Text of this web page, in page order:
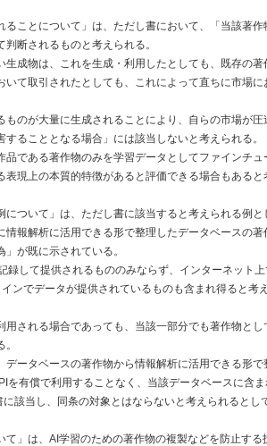
ことについて」は、ただし書において、「当該著作
断されるものと考えられる。
成物は、これを生成・利用したとしても、既存の著
て取引されたとしても、これによって直ちに市場に
のが大量に生成されることにより、自らの市場が圧
ることとなる場合」には該当しないと考えられる。
である著作物のみを学習データとしてファインチュ
現上の本質的特徴があると評価できる場合もあると
ついて」は、ただし書に該当すると考えられる例と
報解析に活用できる形で整理したデータベースの著
が既に示されている。
して提供されるもののみならず、インターネット
ンでデータが提供されているものも含まれ得ると考
される場合であっても、当該一部分でも著作物とし
ータベースの著作物から情報解析に活用できる形で
有償で利用することなく、当該データベースに含
該当し、同条の対象とはならないと考えられるとし
」は、AI学習のための著作物の複製などを防止する